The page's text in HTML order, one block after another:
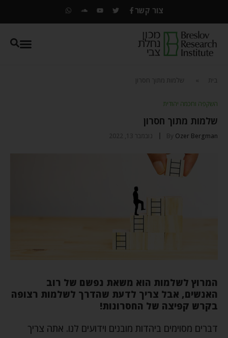
צור קשר
» שלמות מתוך חסרון
השקפה וחכמה יהודית
שלמות מתוך חסרון
ByOzer Bergman נובמבר 13, 2022
המרוץ לשלמות הוא משאת נפשם של רוב
האנשים, אבל צריך לדעת שהדרך לשלמות רצופה
בקרש קפיצה של החסרונות!
דברים מסוימים ביהדות מובנים וידועים לנו. אתה צריך